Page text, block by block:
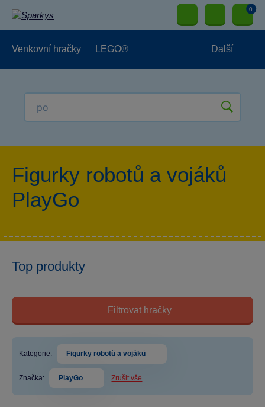
0
Venkovní hračky LEGO® Další
Figurky robotů a vojáků
PlayGo
Top produkty
Filtrovat hračky
Kategorie: Figurky robotů a vojáků
Značka: PlayGo Zrušit vše